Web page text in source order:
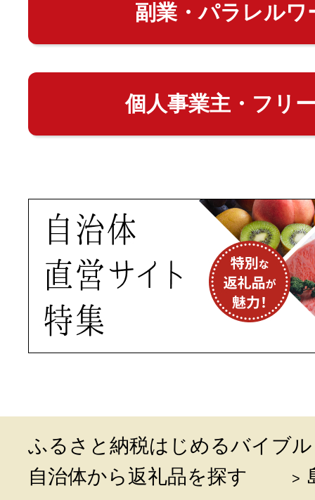
副業・パラレルワ
個人事業主・フリ
ふるさと納税はじめるバイブル
自治体から返礼品を探す